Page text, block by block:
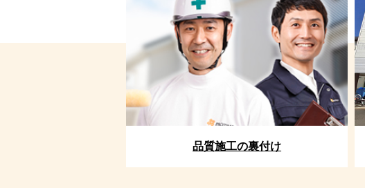
品質施工の裏付け